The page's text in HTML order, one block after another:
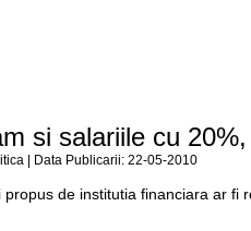
si salariile cu
| Data Publicarii: 22-05-2010
de institutia financiara ar